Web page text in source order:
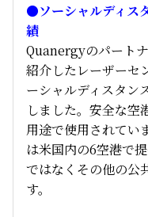
●ソーシャルディス
績
Quanergyのパート
紹介したレーザーセ
ーシャルディスタン
しました。安全な空
用途で使用されてい
は米国内の6空港で
ではなくその他の公
す。